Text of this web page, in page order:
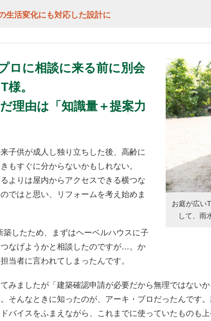
生活変化にも対応した設計に
お庭が広い
して、雨
ロに相談に来る前に別会
。
理由は「知識量＋提案力
子供が成人し独り立ちした後、高齢に
もすぐに分からないかもしれない。
よりは屋内からアクセスできる横つな
ではと思い、リフォームを考え始めま
したため、まずはヘーベルハウスに子
なげようかと相談したのですが…。か
当者に言われてしまったんです。
みましたが「建築確認申請が必要だから無理ではない
そんなときに知ったのが、アーキ・プロだったんです
バイスをふまえながら、これまでに使っていたものも